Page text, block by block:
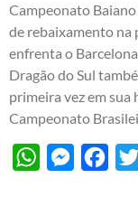
Campeonato
de rebaixamento na
enfrenta o
Dragão do Sul
primeira vez em sua
Campeonato
WhatsAppMessenger